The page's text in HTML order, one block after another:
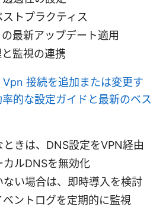
トプラクティス
最新アップデート適用
監視の連携
Vpn 接続を追加または変更す
的な設定ガイドと最新のベス
きは、DNS設定をVPN経由
カルDNSを無効化
ない場合は、即時導入を検討
ントログを定期的に監視